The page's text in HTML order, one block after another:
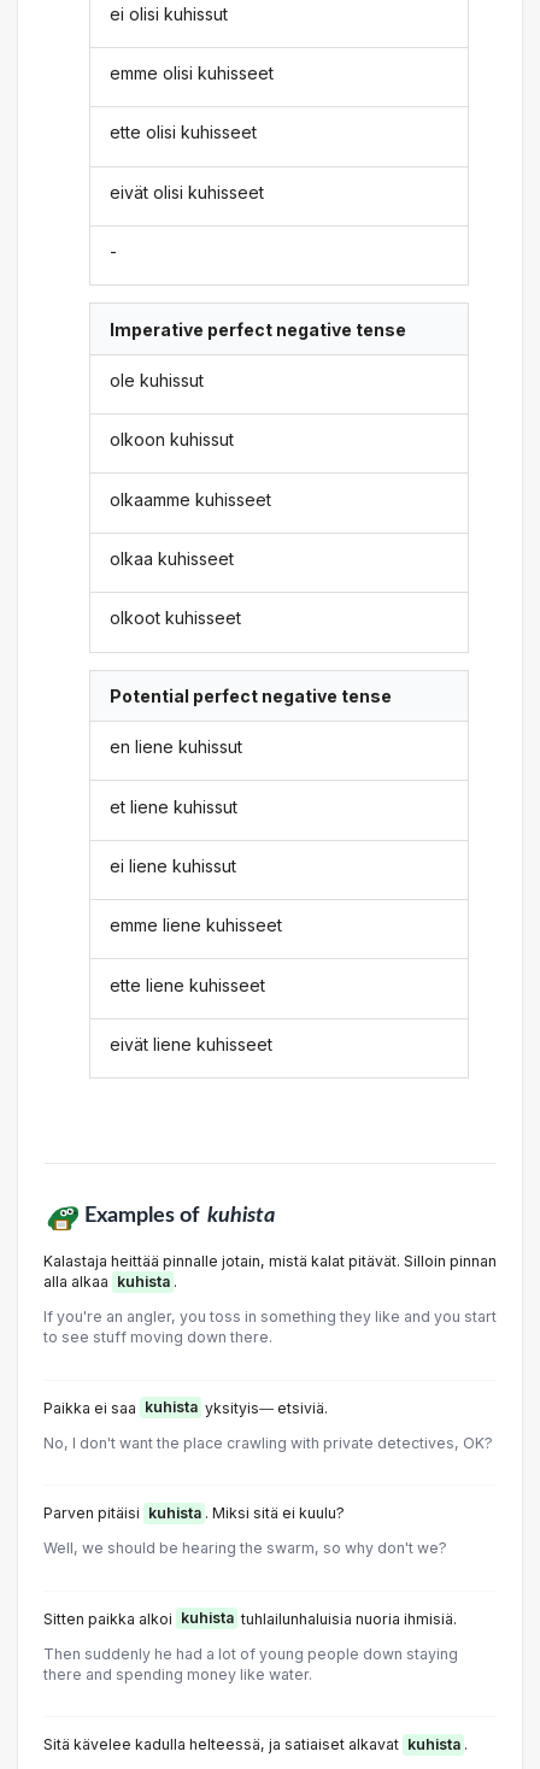
ei olisi kuhissut
emme olisi kuhisseet
ette olisi kuhisseet
eivät olisi kuhisseet
-
Imperative perfect negative tense
ole kuhissut
olkoon kuhissut
olkaamme kuhisseet
olkaa kuhisseet
olkoot kuhisseet
Potential perfect negative tense
en liene kuhissut
et liene kuhissut
ei liene kuhissut
emme liene kuhisseet
ette liene kuhisseet
eivät liene kuhisseet
Examples of kuhista
Kalastaja heittää pinnalle jotain, mistä kalat pitävät. Silloin pinnan
alla alkaa kuhista .
If you're an angler, you toss in something they like and you start
to see stuff moving down there.
Paikka ei saa kuhista yksityis― etsiviä.
No, I don't want the place crawling with private detectives, OK?
Parven pitäisi kuhista . Miksi sitä ei kuulu?
Well, we should be hearing the swarm, so why don't we?
Sitten paikka alkoi kuhista tuhlailunhaluisia nuoria ihmisiä.
Then suddenly he had a lot of young people down staying
there and spending money like water.
Sitä kävelee kadulla helteessä, ja satiaiset alkavat kuhista .